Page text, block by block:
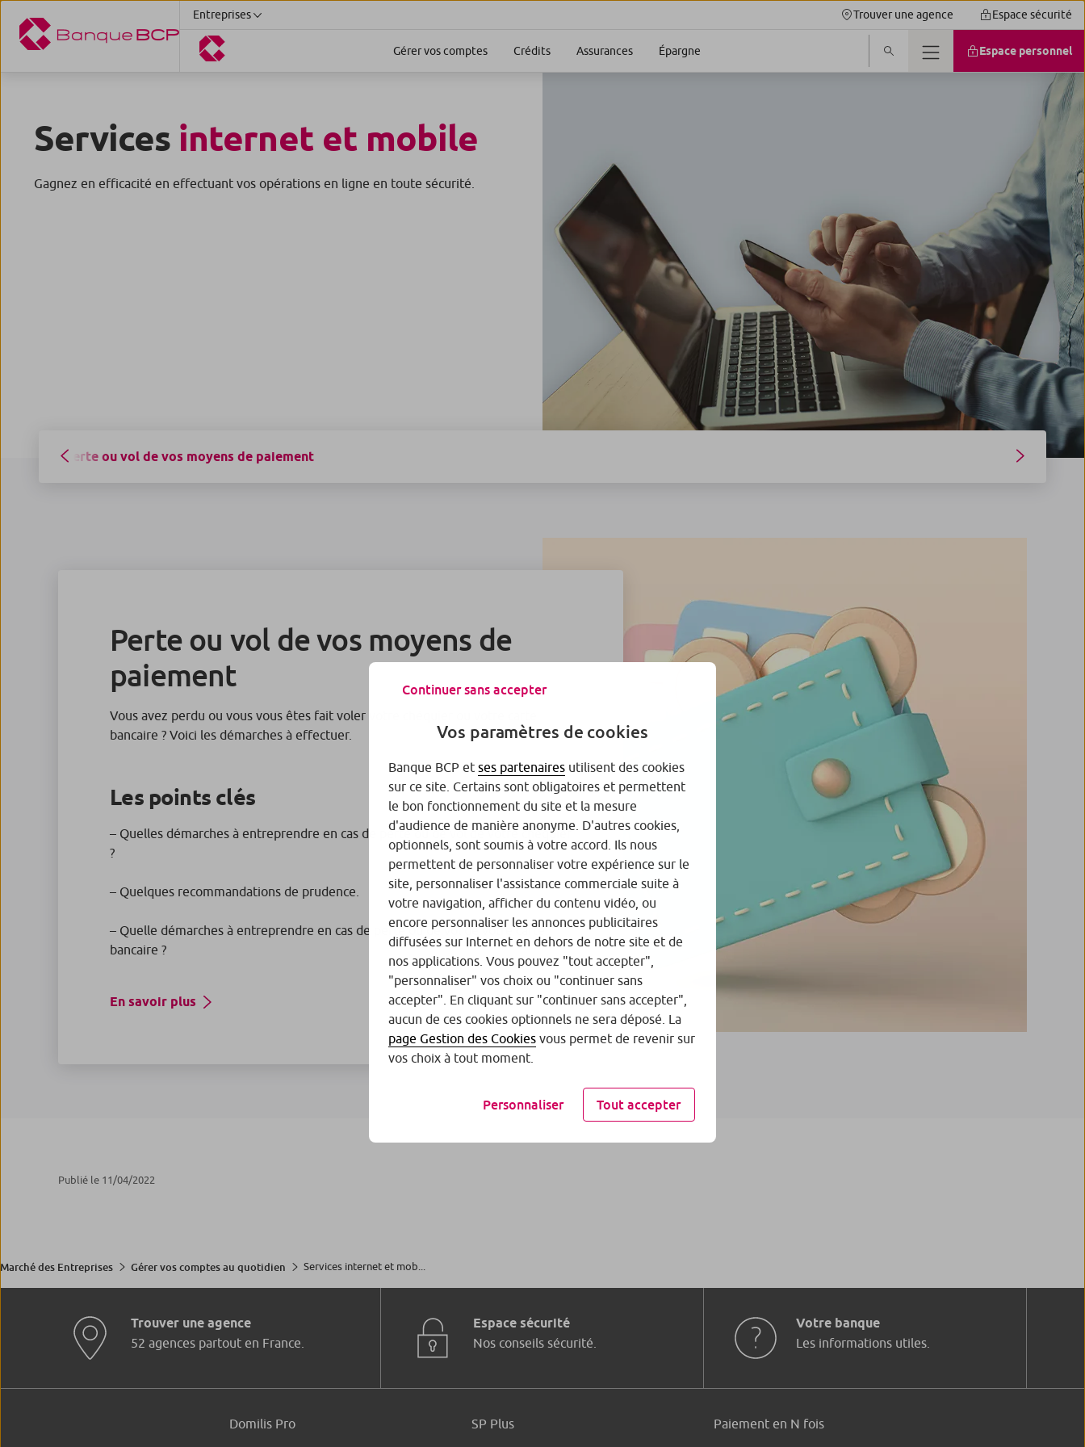
Entreprises Trouver une agence Espace sécurité
Gérer vos comptes Crédits Assurances Épargne Espace personnel
Services internet et mobile
Gagnez en efficacité en effectuant vos opérations en ligne en toute sécurité.
Perte ou vol de vos moyens de paiement
Perte ou vol de vos moyens de
paiement
Vous avez perdu ou vous vous êtes fait voler votre chéquier ou votre carte
bancaire ? Voici les démarches à effectuer.
Les points clés
– Quelles démarches à entreprendre en cas de perte ou de vol de votre chéquier
?
– Quelques recommandations de prudence.
– Quelle démarches à entreprendre en cas de perte ou de vol de votre carte
bancaire ?
En savoir plus
Publié le 11/04/2022
Marché des Entreprises Gérer vos comptes au quotidien Services internet et mob...
Trouver une agence
52 agences partout en France.
Espace sécurité
Nos conseils sécurité.
Votre banque
Les informations utiles.
Domilis Pro SP Plus Paiement en N fois
Continuer sans accepter
Vos paramètres de cookies
Banque BCP et ses partenaires utilisent des cookies
sur ce site. Certains sont obligatoires et permettent
le bon fonctionnement du site et la mesure
d'audience de manière anonyme. D'autres cookies,
optionnels, sont soumis à votre accord. Ils nous
permettent de personnaliser votre expérience sur le
site, personnaliser l'assistance commerciale suite à
votre navigation, afficher du contenu vidéo, ou
encore personnaliser les annonces publicitaires
diffusées sur Internet en dehors de notre site et de
nos applications. Vous pouvez "tout accepter",
"personnaliser" vos choix ou "continuer sans
accepter". En cliquant sur "continuer sans accepter",
aucun de ces cookies optionnels ne sera déposé. La
page Gestion des Cookies vous permet de revenir sur
vos choix à tout moment.
Personnaliser Tout accepter